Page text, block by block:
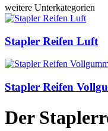
weitere Unterkategorien
Stapler Reifen Luft
Stapler Reifen
Der